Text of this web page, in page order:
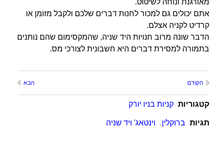
מאורגנת ונוחה לשיטוט.
אתם יכולים גם למכור לחנות דברים שלכם ולקבל מזומן או
קרדיט לקניה אצלם.
הדבר שונה מרוב חנויות היד שניה, שהמקסימום שהם נותנים
בתמורה למסירת דברים היא חשבונית לצורכי מס.
הקודם הבא
קטגוריות קניות בניו יורק
תגיות ברוקלין, וינטאג' ויד שניה